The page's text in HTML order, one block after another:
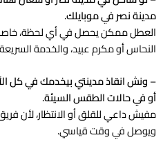
مدينة نصر في موبايلك.
العطل ممكن يحصل في أي لحظة،
النحاس أو مكرم عبيد، والخدمة
–ونش انقاذ مدينتي بيخدمك في كل
أو في حالات الطقس السيئة.
مفيش داعي للقلق أو الانتظار، لأن
ويوصل في وقت قياسي.